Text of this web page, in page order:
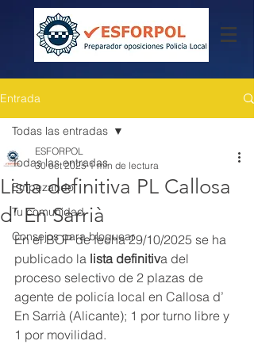
Entrada
Todas las entradas
Empezando
Tu comunidad
Consejos para bloguear
Todas las entradas
Lista definitiva PL Callosa
d’ En Sarrià
ESFORPOL
30 oct 2025 1 min de lectura
En el BOP de fecha 29/10/2025 se ha
publicado la lista definitiva del
proceso selectivo de 2 plazas de
agente de policía local en Callosa d’
En Sarrià (Alicante); 1 por turno libre y
1 por movilidad.